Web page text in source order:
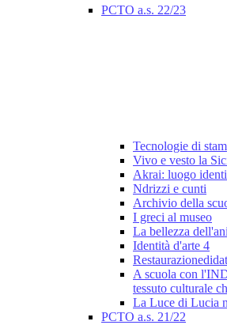
PCTO a.s. 22/23
Tecnologie di
Vivo e vesto la
Akrai: luogo
Ndrizzi e cunti
Archivio della
I greci al museo
La bellezza
Identità d'arte 4
A scuola con
tessuto culturale
La Luce di Lucia
PCTO a.s. 21/22